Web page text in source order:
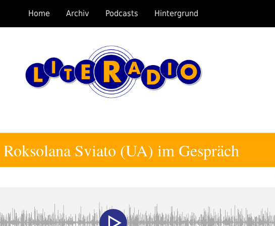
Home Archiv Podcasts Hintergrund
Sviato (UA) im Gespräch